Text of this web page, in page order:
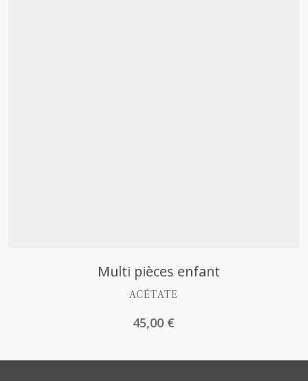
Découvrir
Multi pièces enfant
ACÉTATE
45,00 €